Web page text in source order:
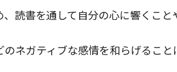
読書を通して自分の心に響くこと
ネガティブな感情を和らげること